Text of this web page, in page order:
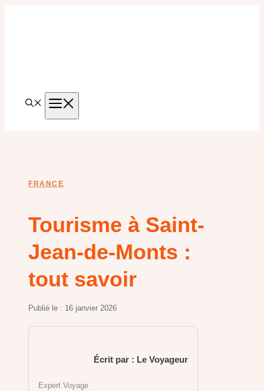
FRANCE
Tourisme à Saint-
Jean-de-Monts :
tout savoir
Publié le : 16 janvier 2026
Écrit par : Le Voyageur
Expert Voyage